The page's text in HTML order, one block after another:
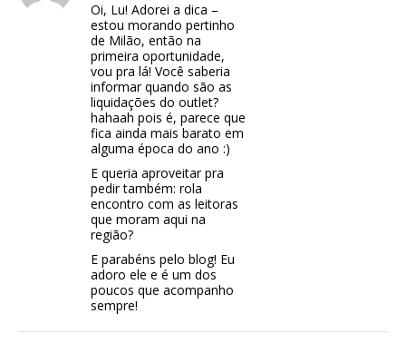
Oi, Lu! Adorei a dica –
estou morando pertinho
de Milão, então na
primeira oportunidade,
vou pra lá! Você saberia
informar quando são as
liquidações do outlet?
hahaah pois é, parece que
fica ainda mais barato em
alguma época do ano :)
E queria aproveitar pra
pedir também: rola
encontro com as leitoras
que moram aqui na
região?
E parabéns pelo blog! Eu
adoro ele e é um dos
poucos que acompanho
sempre!